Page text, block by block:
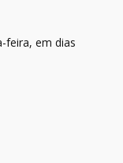
feira, em dias